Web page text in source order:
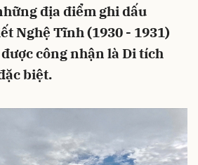
địa điểm ghi dấu
Nghệ Tĩnh (1930 - 1931)
công nhận là Di tích
biệt.